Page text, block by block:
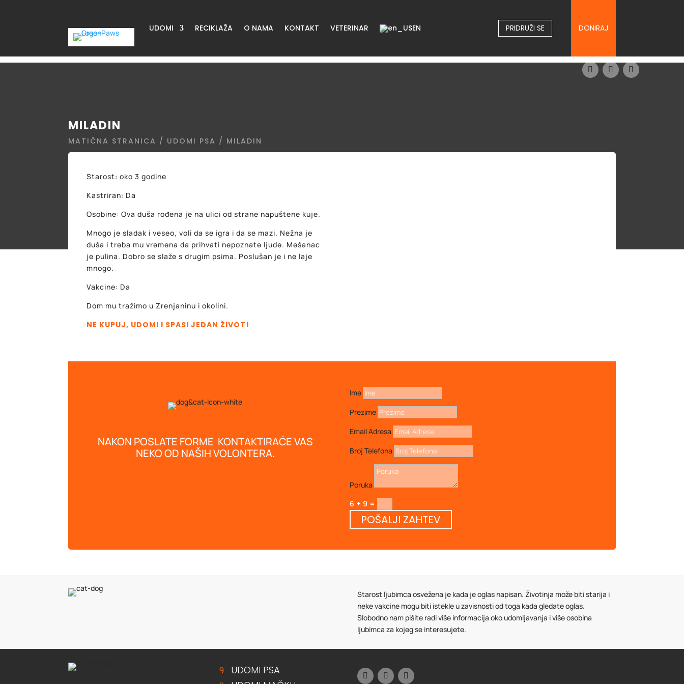
UDOMI RECIKLAŽA O NAMA KONTAKT VETERINAR EN PRIDRUŽI SE DONIRAJ
MILADIN
MATIČNA STRANICA / UDOMI PSA / MILADIN
Starost: oko 3 godine
Kastriran: Da
Osobine: Ova duša rođena je na ulici od strane napuštene kuje.
Mnogo je sladak i veseo, voli da se igra i da se mazi. Nežna je
duša i treba mu vremena da prihvati nepoznate ljude. Mešanac
je pulina. Dobro se slaže s drugim psima. Poslušan je i ne laje
mnogo.
Vakcine: Da
Dom mu tražimo u Zrenjaninu i okolini.
NE KUPUJ, UDOMI I SPASI JEDAN ŽIVOT!
NAKON POSLATE FORME KONTAKTIRAĆE VAS
NEKO OD NAŠIH VOLONTERA.
Ime
Prezime
Email Adresa
Broj Telefona
Poruka
6 + 9 =
POŠALJI ZAHTEV
Starost ljubimca osvežena je kada je oglas napisan. Životinja može biti starija i
neke vakcine mogu biti istekle u zavisnosti od toga kada gledate oglas.
Slobodno nam pišite radi više informacija oko udomljavanja i više osobina
ljubimca za kojeg se interesujete.
UDOMI PSA